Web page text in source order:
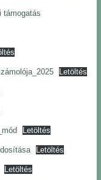
támogatás
Letöltés
Letöltés
Letöltés
Letöltés